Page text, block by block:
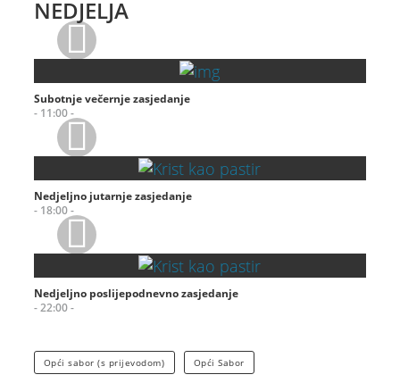
NEDJELJA
Subotnje večernje zasjedanje
- 11:00 -
Nedjeljno jutarnje zasjedanje
- 18:00 -
Nedjeljno poslijepodnevno zasjedanje
- 22:00 -
Opći sabor (s prijevodom) Opći Sabor